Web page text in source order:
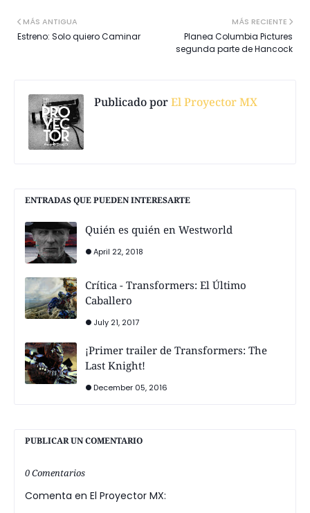
MÁS RECIENTE
Planea Columbia Pictures
segunda parte de Hancock
MÁS ANTIGUA
Estreno: Solo quiero Caminar
Publicado porEl Proyector MX
ENTRADAS QUE PUEDEN INTERESARTE
Quién es quién en Westworld
April 22, 2018
Crítica - Transformers: El Último
Caballero
July 21, 2017
¡Primer trailer de Transformers: The
Last Knight!
December 05, 2016
PUBLICAR UN COMENTARIO
0 Comentarios
Comenta en El Proyector MX: